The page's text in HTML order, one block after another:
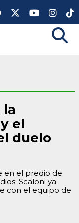
la
el
duelo
en el predio de
Scaloni ya
con el equipo de